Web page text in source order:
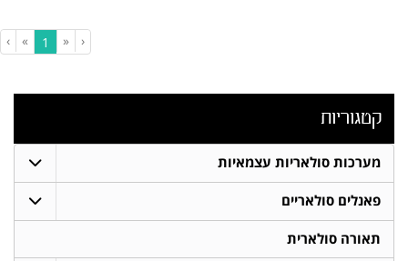
‹
«
1
»
›
קטגוריות
מערכות סולאריות עצמאיות
פאנלים סולאריים
תאורה סולארית